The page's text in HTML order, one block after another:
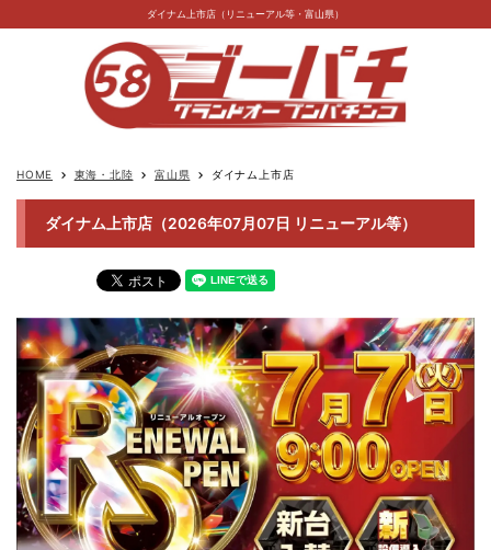
ダイナム上市店（リニューアル等・富山県）
HOME keyboard_arrow_right 東海・北陸 keyboard_arrow_right 富山県 keyboard_arrow_right ダイナム上市店
ダイナム上市店（2026年07月07日 リニューアル等）